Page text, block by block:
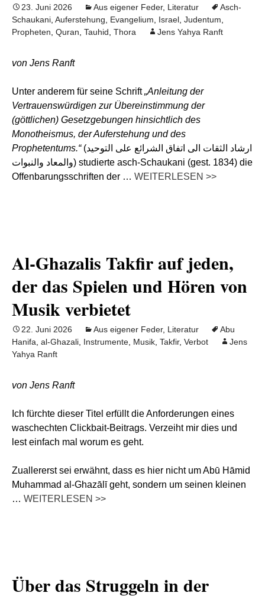
23. Juni 2026 Aus eigener Feder, Literatur
Asch-
Schaukani Auferstehung Evangelium Israel Judentum
Propheten Quran Tauhid Thora Jens Yahya Ranft
von Jens Ranft
Unter anderem für seine Schrift„Anleitung der
Vertrauenswürdigen zur Übereinstimmung der
(göttlichen) Gesetzgebungen hinsichtlich des
Monotheismus, der Auferstehung und des
Prophetentums.“(ارشاد الثقات الى اتفاق الشرائع على التوحيد
والمعاد والنبوات) studierte asch-Schaukani (gest. 1834) die
Offenbarungsschriften der … WEITERLESEN >>
Al-Ghazalis Takfir auf jeden,
der das Spielen und Hören von
Musik verbietet
22. Juni 2026 Aus eigener Feder, Literatur
Abu
Hanifa al-Ghazali Instrumente Musik Takfir, Verbot
Jens
Yahya Ranft
von Jens Ranft
Ich fürchte dieser Titel erfüllt die Anforderungen eines
waschechten Clickbait-Beitrags. Verzeiht mir dies und
lest einfach mal worum es geht.
Zuallererst sei erwähnt, dass es hier nicht um Abū Hāmid
Muhammad al-Ghazālī geht, sondern um seinen kleinen
… WEITERLESEN >>
Über das Struggeln in der